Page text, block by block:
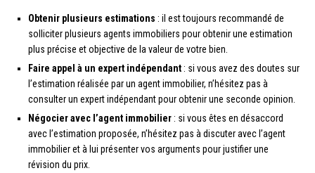
Obtenir plusieurs estimations : il est toujours recommandé de
solliciter plusieurs agents immobiliers pour obtenir une estimation
plus précise et objective de la valeur de votre bien.
Faire appel à un expert indépendant : si vous avez des doutes sur
l’estimation réalisée par un agent immobilier, n’hésitez pas à
consulter un expert indépendant pour obtenir une seconde opinion.
Négocier avec l’agent immobilier : si vous êtes en désaccord
avec l’estimation proposée, n’hésitez pas à discuter avec l’agent
immobilier et à lui présenter vos arguments pour justifier une
révision du prix.